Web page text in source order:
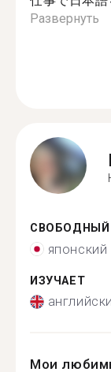
Развернуть
СВОБОДНЫЙ
японский
ИЗУЧАЕТ
Мои